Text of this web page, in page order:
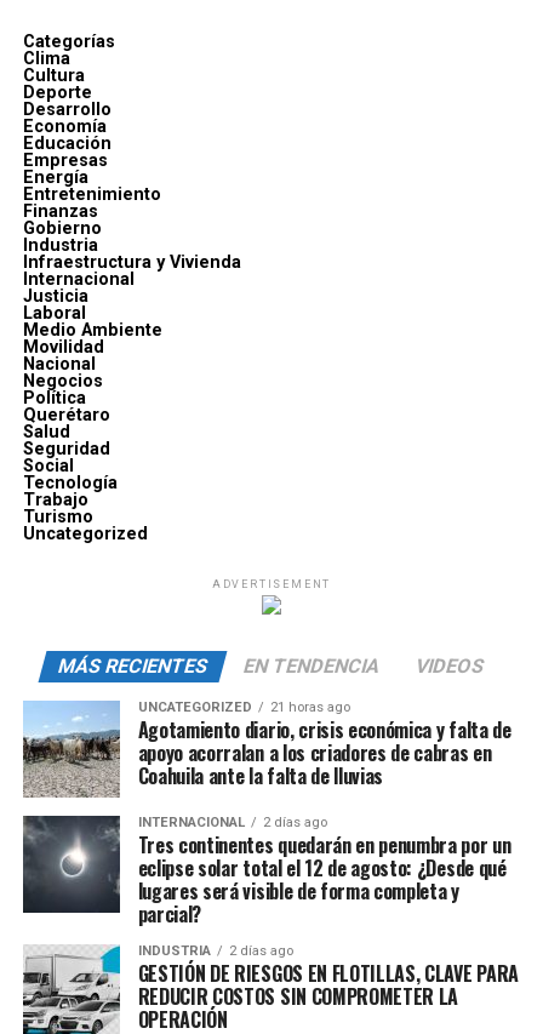
Categorías
Clima
Cultura
Deporte
Desarrollo
Economía
Educación
Empresas
Energía
Entretenimiento
Finanzas
Gobierno
Industria
Infraestructura y Vivienda
Internacional
Justicia
Laboral
Medio Ambiente
Movilidad
Nacional
Negocios
Política
Querétaro
Salud
Seguridad
Social
Tecnología
Trabajo
Turismo
Uncategorized
ADVERTISEMENT
MÁS RECIENTES EN TENDENCIA VIDEOS
UNCATEGORIZED 21 horas ago
Agotamiento diario, crisis económica y falta de
apoyo acorralan a los criadores de cabras en
Coahuila ante la falta de lluvias
INTERNACIONAL 2 días ago
Tres continentes quedarán en penumbra por un
eclipse solar total el 12 de agosto: ¿Desde qué
lugares será visible de forma completa y
parcial?
INDUSTRIA 2 días ago
GESTIÓN DE RIESGOS EN FLOTILLAS, CLAVE PARA
REDUCIR COSTOS SIN COMPROMETER LA
OPERACIÓN